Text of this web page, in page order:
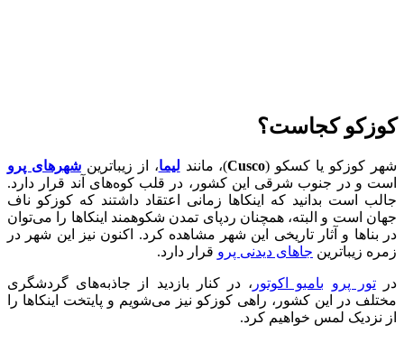
کوزکو کجاست؟
شهر کوزکو یا کسکو (Cusco)، مانند لیما، از زیباترینشهرهای پرو
است و در جنوب شرقی این کشور، در قلب کوه‌های آند قرار دارد.
جالب است بدانید که اینکاها زمانی اعتقاد داشتند که کوزکو ناف
جهان است و البته، همچنان ردپای تمدن شکوهمند اینکاها را می‌توان
در بناها و آثار تاریخی این شهر مشاهده کرد. اکنون نیز این شهر در
زمره زیباترین جاهای دیدنی پرو قرار دارد.
درتور پرو بامبو اکوتور ، در کنار بازدید از جاذبه‌های گردشگری
مختلف در این کشور، راهی کوزکو نیز می‌شویم و پایتخت اینکاها را
از نزدیک لمس خواهیم کرد.